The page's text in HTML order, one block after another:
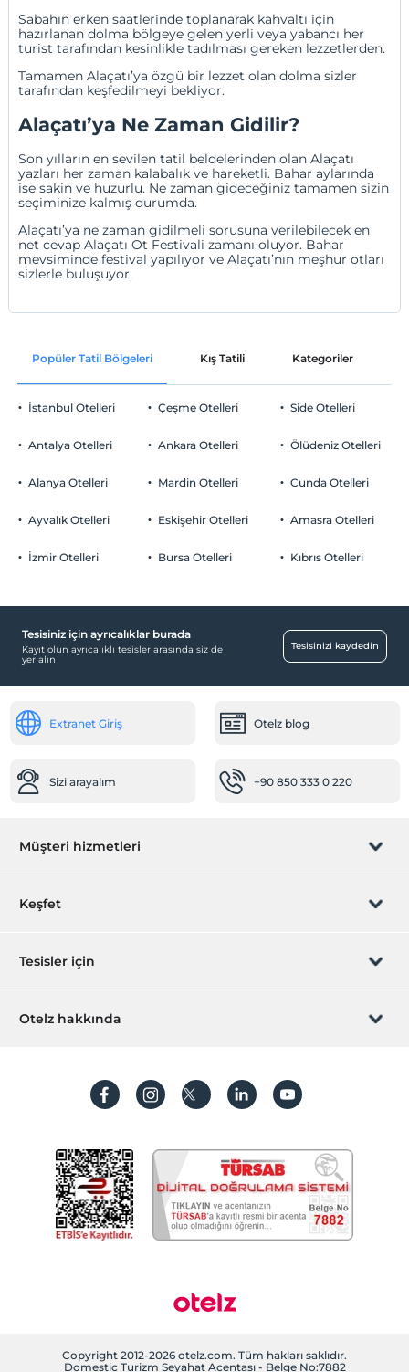
Sabahın erken saatlerinde toplanarak kahvaltı için
hazırlanan dolma bölgeye gelen yerli veya yabancı her
turist tarafından kesinlikle tadılması gereken lezzetlerden.
Tamamen Alaçatı’ya özgü bir lezzet olan dolma sizler
tarafından keşfedilmeyi bekliyor.
Alaçatı’ya Ne Zaman Gidilir?
Son yılların en sevilen tatil beldelerinden olan Alaçatı
yazları her zaman kalabalık ve hareketli. Bahar aylarında
ise sakin ve huzurlu. Ne zaman gideceğiniz tamamen sizin
seçiminize kalmış durumda.
Alaçatı’ya ne zaman gidilmeli sorusuna verilebilecek en
net cevap Alaçatı Ot Festivali zamanı oluyor. Bahar
mevsiminde festival yapılıyor ve Alaçatı’nın meşhur otları
sizlerle buluşuyor.
Popüler Tatil Bölgeleri Kış Tatili Kategoriler
İstanbul Otelleri
Antalya Otelleri
Alanya Otelleri
Ayvalık Otelleri
İzmir Otelleri
Çeşme Otelleri
Ankara Otelleri
Mardin Otelleri
Eskişehir Otelleri
Bursa Otelleri
Side Otelleri
Ölüdeniz Otelleri
Cunda Otelleri
Amasra Otelleri
Kıbrıs Otelleri
Tesisiniz için ayrıcalıklar burada
Kayıt olun ayrıcalıklı tesisler arasında siz de
yer alın
Tesisinizi kaydedin
Extranet Giriş Otelz blog
Sizi arayalım +90 850 333 0 220
Müşteri hizmetleri
Rezervasyon yönet
Sıkça sorulan sorular
İşlem rehberi
Keşfet
Hediye Kart
Hesap oluştur
Tesisler için
Hemen tesisinizi ekleyin
Otelz hakkında
Koşullar ve şartlar
Aydınlatma metni
Çerez politikamız
Copyright 2012-2026 otelz.com. Tüm hakları saklıdır.
Domestic Turizm Seyahat Acentası - Belge No:7882